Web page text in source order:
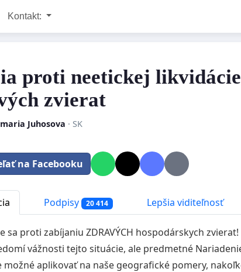
Kontakt:
proti neetickej likvidácie
zvierat
Juhosova · SK
na Facebooku
Podpisy 20 414 Lepšia viditeľnosť
sa proti zabíjaniu ZDRAVÝCH hospodárskych zvierat!
vážnosti tejto situácie, ale predmetné
možné aplikovať na naše geografické pomery,